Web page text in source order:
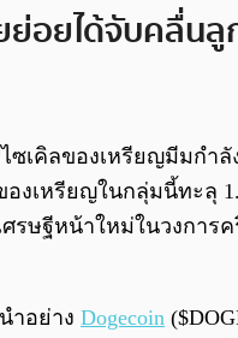
ย่อยได้จับคลื่น
ซเคิลของเหรียญมีมกำลั
งเหรียญในกลุ่มนี้ทะลุ
ศรษฐีหน้าใหม่ในวงการ
ำอย่าง Dogecoin